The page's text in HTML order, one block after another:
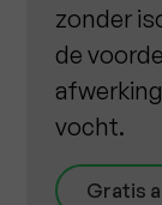
zonder
de
vocht.
Gratis